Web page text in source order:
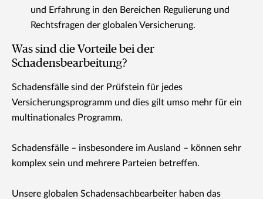
und Erfahrung in den Bereichen Regulierung und
Rechtsfragen der globalen Versicherung.
Was sind die Vorteile bei der
Schadensbearbeitung?
Schadensfälle sind der Prüfstein für jedes
Versicherungsprogramm und dies gilt umso mehr für ein
multinationales Programm.
Schadensfälle – insbesondere im Ausland – können sehr
komplex sein und mehrere Parteien betreffen.
Unsere globalen Schadensachbearbeiter haben das